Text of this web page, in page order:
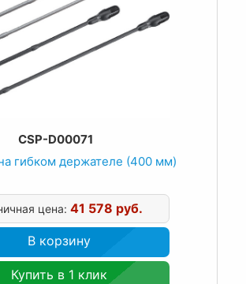
CSP-D00071
гибком держателе (400 мм)
цена: 41 578 руб.
В корзину
Купить в 1 клик